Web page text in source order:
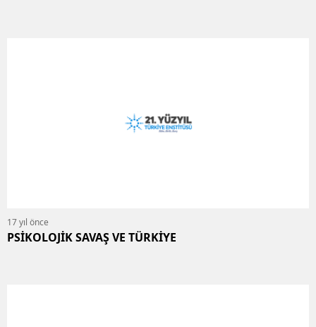
17 yıl önce
PSİKOLOJİK SAVAŞ VE TÜRKİYE